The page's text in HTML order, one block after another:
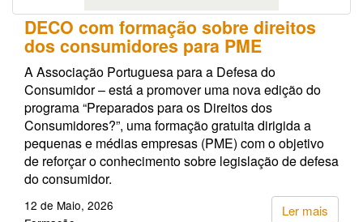
DECO com formação sobre direitos
dos consumidores para PME
A Associação Portuguesa para a Defesa do
Consumidor – está a promover uma nova edição do
programa “Preparados para os Direitos dos
Consumidores?”, uma formação gratuita dirigida a
pequenas e médias empresas (PME) com o objetivo
de reforçar o conhecimento sobre legislação de defesa
do consumidor.
Ler mais
12 de Maio, 2026